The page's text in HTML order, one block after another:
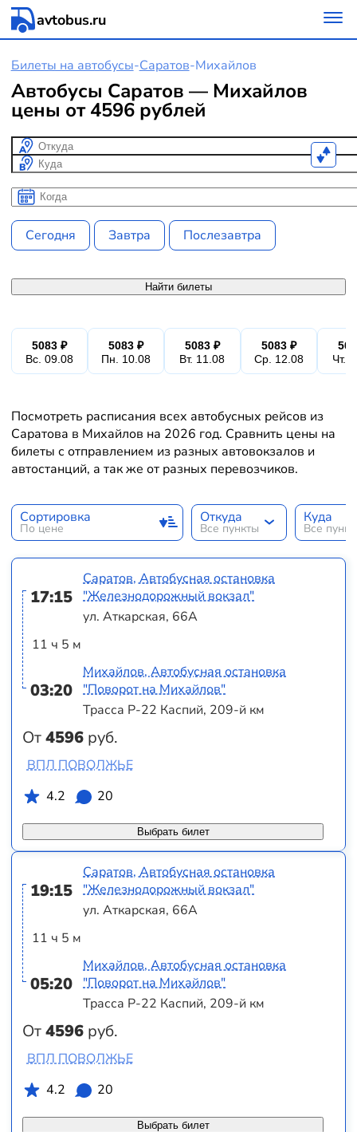
avtobus.ru
Билеты на автобусы-Саратов-Михайлов
Автобусы Саратов — Михайлов
цены от 4596 рублей
Откуда
Куда
Когда
Когда
Сегодня Завтра Послезавтра
Найти билеты
5083 ₽
Вс. 09.08
5083 ₽
Пн. 10.08
5083 ₽
Вт. 11.08
5083 ₽
Ср. 12.08
Чт.
Посмотреть расписания всех автобусных рейсов из
Саратова в Михайлов на 2026 год. Сравнить цены на
билеты с отправлением из разных автовокзалов и
автостанций, а так же от разных перевозчиков.
Сортировка
По цене
Откуда
Все пункты
Куда
Все
17:15
11 ч 5 м
03:20
От4596 руб.
Саратов, Автобусная остановка
"Железнодорожный вокзал"
ул. Аткарская, 66А
Михайлов, Автобусная остановка
"Поворот на Михайлов"
Трасса Р-22 Каспий, 209-й км
Выбрать билет
ВПЛ ПОВОЛЖЬЕ
4.2
20
19:15
11 ч 5 м
05:20
От4596 руб.
Саратов, Автобусная остановка
"Железнодорожный вокзал"
ул. Аткарская, 66А
Михайлов, Автобусная остановка
"Поворот на Михайлов"
Трасса Р-22 Каспий, 209-й км
Выбрать билет
ВПЛ ПОВОЛЖЬЕ
4.2
20